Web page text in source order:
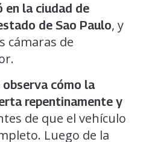
en la ciudad de
de Sao Paulo, y
cámaras de
observa cómo la
repentinamente y
de que el vehículo
Luego de la